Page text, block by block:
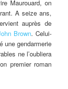
Maurouard, on
A seize ans,
auprès de
Brown. Celui-
une gendarmerie
ne l’oubliera
premier roman